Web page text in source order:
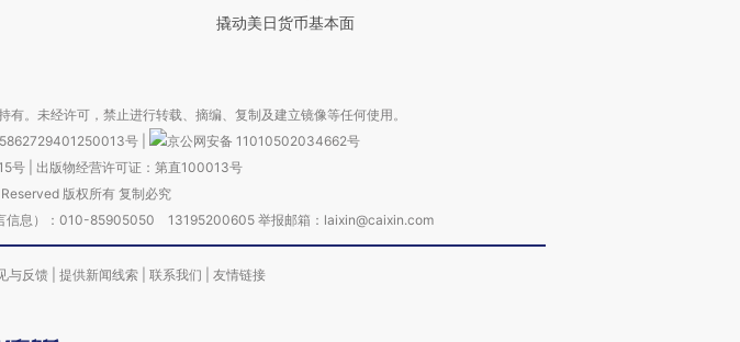
撬动美日货币基本面
。未经许可，禁止进行转载、摘编、复制及建立镜像等任何使用。
号
京公网安备 11010502034662号
号| 出版物经营许可证：第直100013号
版权所有 复制必究
信息）：010-85905050 13195200605 举报邮箱：laixin@caixin.com
与反馈 提供新闻线索 联系我们 友情链接